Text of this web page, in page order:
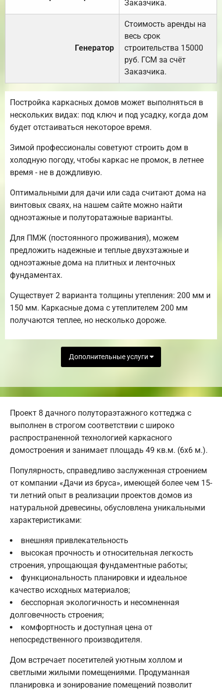
Заказчика.
Генератор
Стоимость аренды на
весь срок
строительства 15000
руб. ГСМ за счёт
Заказчика.
Постройка каркасных домов может выполняться в
нескольких видах: под ключ и под усадку, когда дом
будет отстаиваться некоторое время.
Зимой профессионалы советуют строить дом в
холодную погоду, чтобы каркас не промок, в летнее
время - не в дождливую.
Оптимальными для дачи или сада считают дома на
винтовых сваях, на нашем сайте можно найти
одноэтажные и полуторатажные варианты.
Для ПМЖ (постоянного проживания), можем
предложить надежные и теплые двухэтажные и
одноэтажные дома на плитных и ленточных
фундаментах.
Существует 2 варианта толщины утепления: 200 мм и
150 мм. Каркасные дома с утеплителем 200 мм
получаются теплее, но несколько дороже.
Дополнительные услуги
Проект 8 дачного полутораэтажного коттеджа с
выполнен в строгом соответствии с широко
распространенной технологией каркасного
домостроения и занимает площадь 49 кв.м. (6х6 м.).
Популярность, справедливо заслуженная строением
от компании «Дачи из бруса», имеющей более чем 15-
ти летний опыт в реализации проектов домов из
натуральной древесины, обусловлена уникальными
характеристиками:
внешняя привлекательность
высокая прочность и относительная легкость
строения, упрощающая фундаментные работы;
функциональность планировки и идеальное
качество исходных материалов;
бесспорная экологичность и несомненная
долговечность строения;
комфортность и доступная цена от
непосредственного производителя.
Дом встречает посетителей уютным холлом и
светлыми жилыми помещениями. Продуманная
планировка и зонирование помещений позволит